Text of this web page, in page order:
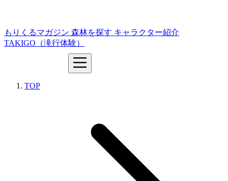
もりくるマガジン 森林を探す キャラクター紹介
TAKIGO（滝行体験）
TOP